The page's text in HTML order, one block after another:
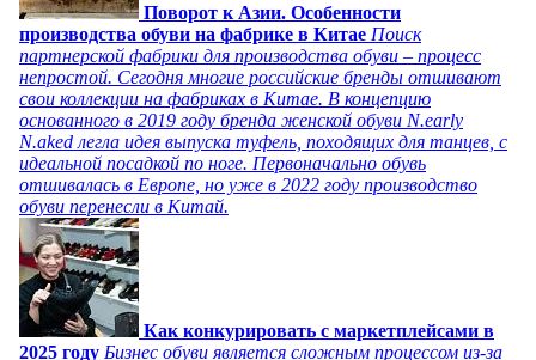
Поворот к Азии. Особенности
производства обуви на фабрике в Китае Поиск
партнерской фабрики для производства обуви – процесс
непростой. Сегодня многие российские бренды отшивают
свои коллекции на фабриках в Китае. В концепцию
основанного в 2019 году бренда женской обуви N.early
N.aked легла идея выпуска туфель, походящих для танцев, с
идеальной посадкой по ноге. Первоначально обувь
отшивалась в Европе, но уже в 2022 году производство
обуви перенесли в Китай.
Как конкурировать с маркетплейсами в
2025 году Бизнес обуви является сложным процессом из-за